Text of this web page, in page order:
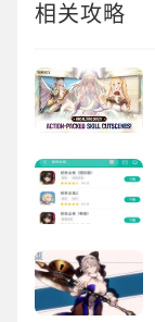
相关攻略